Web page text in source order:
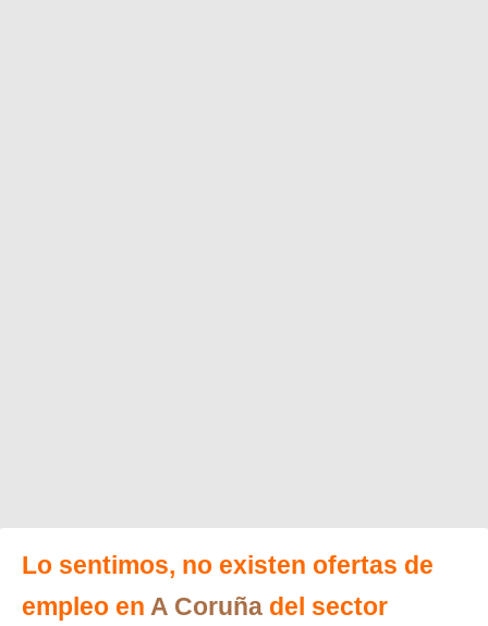
Lo sentimos, no existen ofertas de
empleo en A Coruña del sector